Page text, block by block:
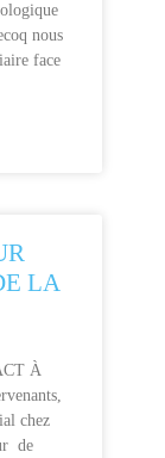
nous
face
LA
À
chez
de